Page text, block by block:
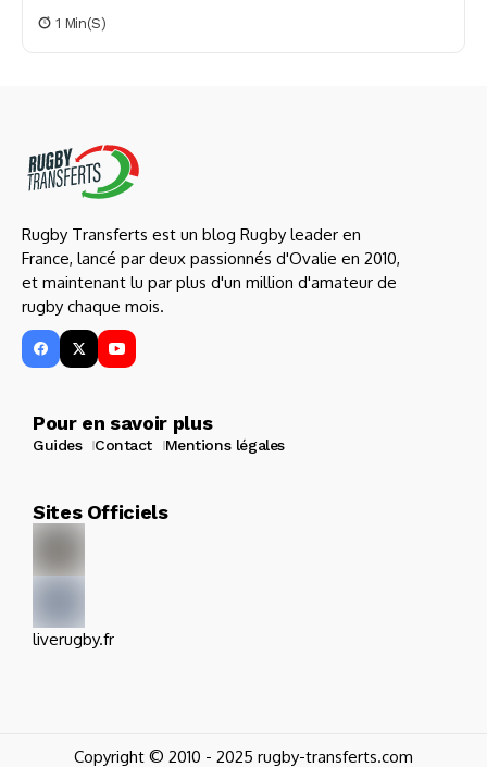
1 Min(s)
Rugby Transferts est un blog Rugby leader en
France, lancé par deux passionnés d'Ovalie en 2010,
et maintenant lu par plus d'un million d'amateur de
rugby chaque mois.
Pour en savoir plus
Guides Contact Mentions légales
Sites Officiels
liverugby.fr
Copyright © 2010 - 2025 rugby-transferts.com